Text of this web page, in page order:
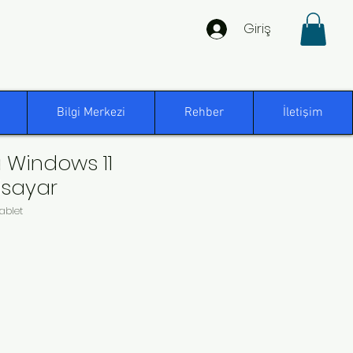
Giriş
Bilgi Merkezi Rehber İletişim
11